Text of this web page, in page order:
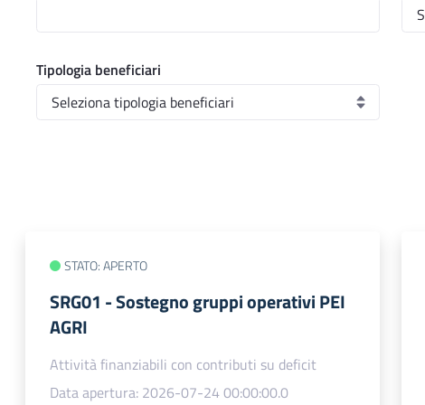
Tipologia beneficiari
STATO: APERTO
SRG01 - Sostegno gruppi operativi PEI
AGRI
Attività finanziabili con contributi su deficit
Data apertura: 2026-07-24 00:00:00.0